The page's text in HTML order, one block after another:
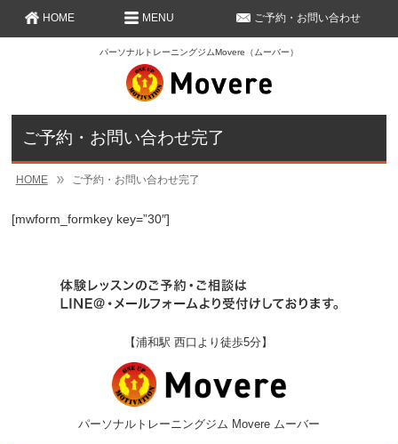
パーソナルトレーニングジムMovere（ムーバー）
HOME ご予約・お問い合わせ
MENU
ご予約・お問い合わせ完了
HOME ご予約・お問い合わせ完了
[mwform_formkey key=”30″]
【浦和駅 西口より徒歩5分】
パーソナルトレーニングジム Movere ムーバー